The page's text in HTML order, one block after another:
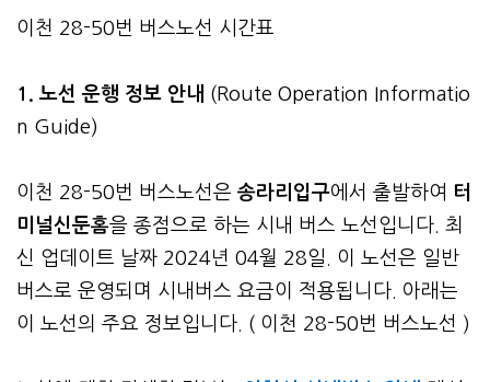
본문
이천 28-50번 버스노선 시간표
1. 노선 운행 정보 안내 (Route Operation Informatio
n Guide)
이천 28-50번 버스노선은 송라리입구에서 출발하여 터
미널신둔홈을 종점으로 하는 시내 버스 노선입니다. 최
신 업데이트 날짜 2024년 04월 28일. 이 노선은 일반
버스로 운영되며 시내버스 요금이 적용됩니다. 아래는
이 노선의 주요 정보입니다. ( 이천 28-50번 버스노선 )